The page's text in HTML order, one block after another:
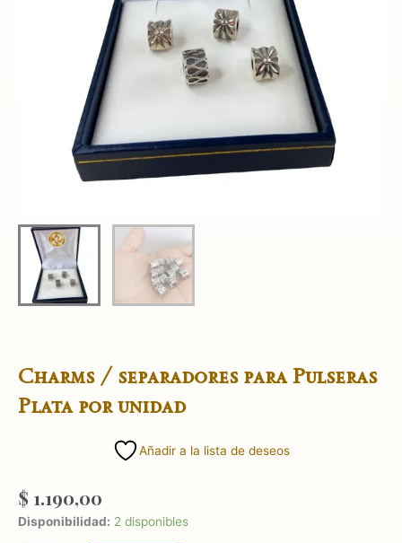
Charms / separadores para Pulseras
Plata por unidad
Añadir a la lista de deseos
$ 1.190,00
Disponibilidad: 2 disponibles
Charms